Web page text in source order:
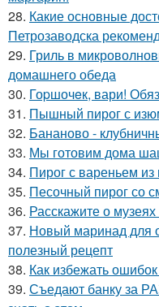
28. Какие основные
Петрозаводска
29. Гриль в
домашнего обеда
30. Гоpшочeк, вари!
31. Пышный пирог с
32. Бананово -
33. Мы готовим дома
34. Пирог с вареньем из
35. Песочный пирог со
36. Расскажите о
37. Новый маринад для
полезный рецепт
38. Как избежать
39. Съедают банку за